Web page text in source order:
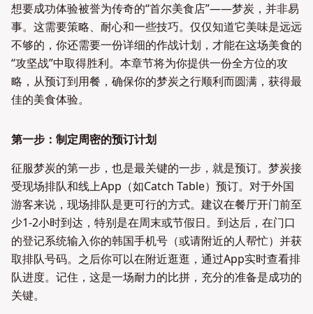
想要成功体验被誉为传奇的“首尔美食店”——梦炭，并非易
事。这需要策略、耐心和一些技巧。仅仅知道它美味是远远
不够的，你还需要一份详细的作战计划，才能在这场美食的
“攻坚战”中取得胜利。本章节将为你提供一份全方位的攻
略，从预订到用餐，确保你的梦炭之行顺利而圆满，获得最
佳的美食体验。
第一步：制定周密的预订计划
征服梦炭的第一步，也是最关键的一步，就是预订。梦炭接
受现场排队和线上App（如Catch Table）预订。对于外国
游客来说，现场排队是更可行的方式。建议在餐厅开门前至
少1-2小时到达，特别是在周末或节假日。到达后，在门口
的登记系统输入你的韩国手机号（或请附近的人帮忙）并获
取排队号码。之后你可以在附近逛逛，通过App实时查看排
队进度。记住，这是一场耐力的比拼，充分的准备是成功的
关键。